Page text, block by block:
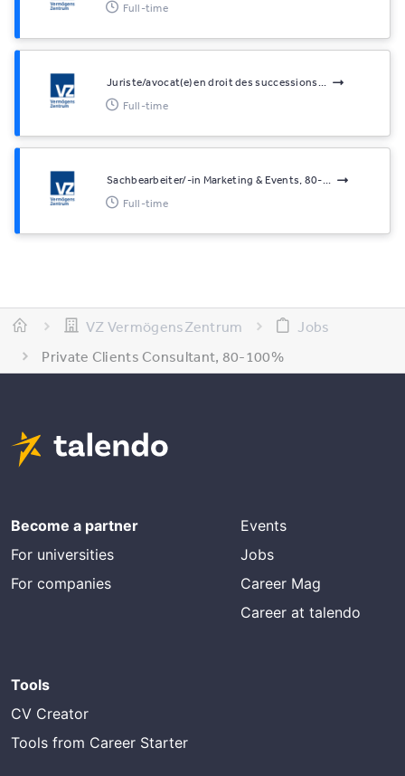
Full-time
Juriste/avocat(e) en droit des successions...
Full-time
Sachbearbeiter/-in Marketing & Events, 80-...
Full-time
VZ VermögensZentrum
Jobs
Private Clients Consultant, 80-100%
Become a partner
For universities
For companies
Events
Jobs
Career Mag
Career at talendo
Tools
CV Creator
Tools from Career Starter